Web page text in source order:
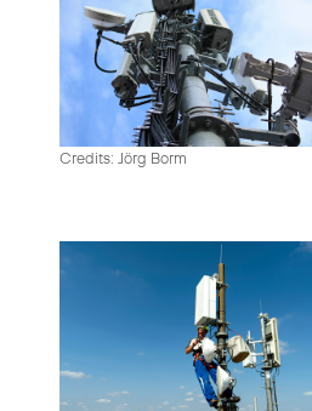
Credits: Jörg Borm